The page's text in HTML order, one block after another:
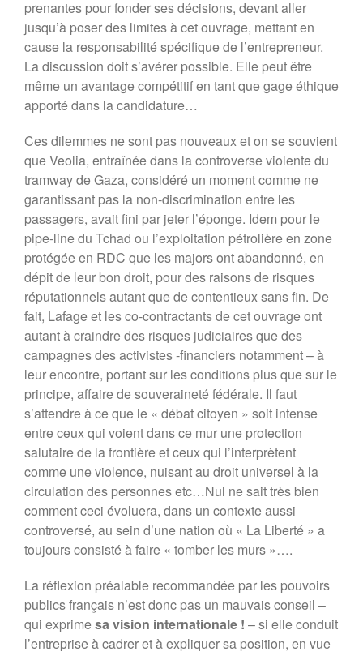
prenantes pour fonder ses décisions, devant aller
jusqu’à poser des limites à cet ouvrage, mettant en
cause la responsabilité spécifique de l’entrepreneur.
La discussion doit s’avérer possible. Elle peut être
même un avantage compétitif en tant que gage éthique
apporté dans la candidature…
Ces dilemmes ne sont pas nouveaux et on se souvient
que Veolia, entraînée dans la controverse violente du
tramway de Gaza, considéré un moment comme ne
garantissant pas la non-discrimination entre les
passagers, avait fini par jeter l’éponge. Idem pour le
pipe-line du Tchad ou l’exploitation pétrolière en zone
protégée en RDC que les majors ont abandonné, en
dépit de leur bon droit, pour des raisons de risques
réputationnels autant que de contentieux sans fin. De
fait, Lafage et les co-contractants de cet ouvrage ont
autant à craindre des risques judiciaires que des
campagnes des activistes -financiers notamment – à
leur encontre, portant sur les conditions plus que sur le
principe, affaire de souveraineté fédérale. Il faut
s’attendre à ce que le « débat citoyen » soit intense
entre ceux qui voient dans ce mur une protection
salutaire de la frontière et ceux qui l’interprètent
comme une violence, nuisant au droit universel à la
circulation des personnes etc…Nul ne sait très bien
comment ceci évoluera, dans un contexte aussi
controversé, au sein d’une nation où « La Liberté » a
toujours consisté à faire « tomber les murs »….
La réflexion préalable recommandée par les pouvoirs
publics français n’est donc pas un mauvais conseil –
qui exprimesa vision internationale ! – si elle conduit
l’entreprise à cadrer et à expliquer sa position, en vue